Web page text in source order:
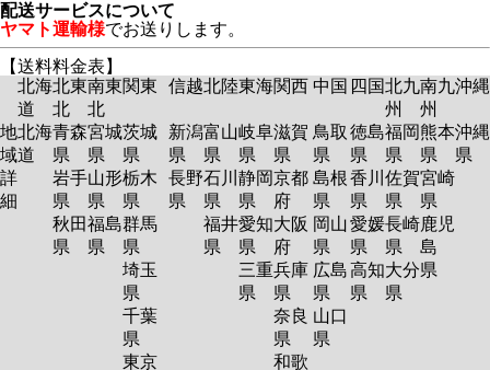
配送サービスについて
ヤマト運輸様でお送りします。
【送料料金表】
北海
道
北東
北
南東
北
関東 信越北陸東海関西 中国 四国北九
州
南九
州
沖縄
地
域
詳
細
北海
道
青森
県
岩手
県
秋田
県
宮城
県
山形
県
福島
県
茨城
県
栃木
県
群馬
県
埼玉
県
千葉
県
東京
新潟
県
長野
県
富山
県
石川
県
福井
県
岐阜
県
静岡
県
愛知
県
三重
県
滋賀
県
京都
府
大阪
府
兵庫
県
奈良
県
和歌
鳥取
県
島根
県
岡山
県
広島
県
山口
県
徳島
県
香川
県
愛媛
県
高知
県
福岡
県
佐賀
県
長崎
県
大分
県
熊本
県
宮崎
県
鹿児
島
県
沖縄
県